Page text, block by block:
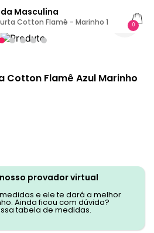
Masculina
Cotton Flamê - Marinho 1 0
Cotton Flamê Azul Marinho
provador virtual
e ele te dará a melhor
Ainda ficou com dúvida?
tabela de medidas.